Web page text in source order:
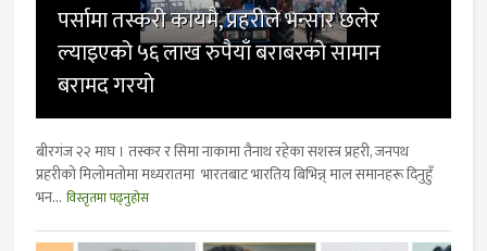
पर्सामा तस्करी कायमै, प्रहरीले भन्सार छलेर
ल्याइएको ५६ लाख रुपैयाँ बराबरको सामान
बरामद गरयाे
बीरगंज २२ माघ । तस्कर र सिमा नाकामा तैनाथ रहेका सशस्त्र प्रहरी, जनपथ
प्रहरीको मिलोमतोमा मध्यरातमा भारतबाट भारतिय बिभिन्न् माल समानहरू दिनुहुँ
भन... विस्तृतमा पढ्नुहोस